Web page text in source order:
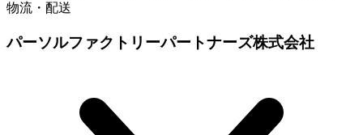
物流・配送
パーソルファクトリーパートナーズ株式会社